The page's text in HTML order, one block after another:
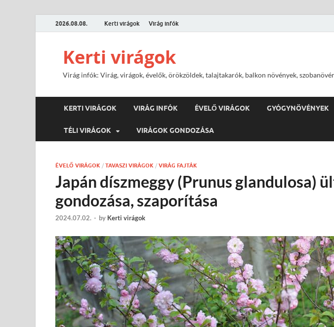
2026.08.08. Kerti virágok Virág infók
Kerti virágok
Virág infók: Virág, virágok, évelők, örökzöldek, talajtakarók, balkon növények,
KERTI VIRÁGOK VIRÁG INFÓK ÉVELŐ VIRÁGOK GYÓGYNÖVÉNYEK
TÉLI VIRÁGOK VIRÁGOK GONDOZÁSA
ÉVELŐ VIRÁGOK / TAVASZI VIRÁGOK / VIRÁG FAJTÁK
Japán díszmeggy (Prunus glandulosa)
gondozása, szaporítása
2024.07.02. - by Kerti virágok